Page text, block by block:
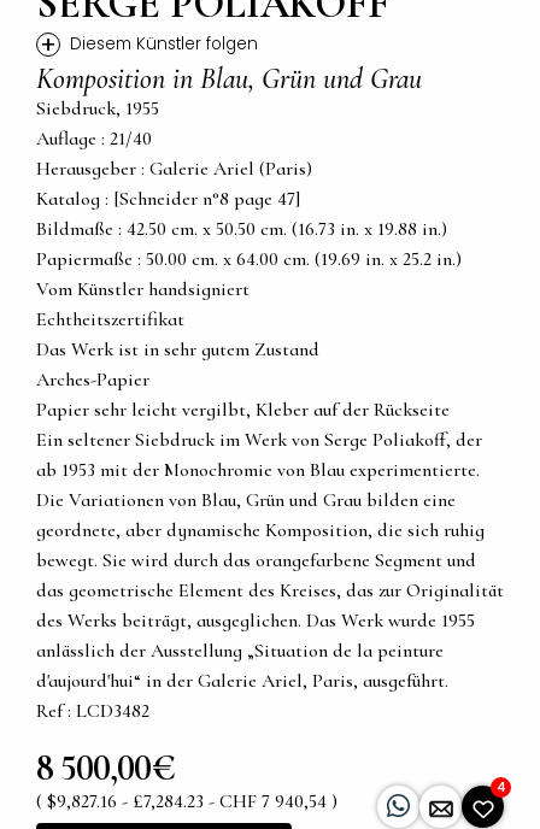
+ Diesem Künstler folgen
Komposition in Blau, Grün und Grau
Siebdruck, 1955
Auflage : 21/40
Herausgeber : Galerie Ariel (Paris)
Katalog : [Schneider n°8 page 47]
Bildmaße : 42.50 cm. x 50.50 cm. (16.73 in. x 19.88 in.)
Papiermaße : 50.00 cm. x 64.00 cm. (19.69 in. x 25.2 in.)
Vom Künstler handsigniert
Echtheitszertifikat
Das Werk ist in sehr gutem Zustand
Arches-Papier
Papier sehr leicht vergilbt, Kleber auf der Rückseite
Ein seltener Siebdruck im Werk von Serge Poliakoff, der
ab 1953 mit der Monochromie von Blau experimentierte.
Die Variationen von Blau, Grün und Grau bilden eine
geordnete, aber dynamische Komposition, die sich ruhig
bewegt. Sie wird durch das orangefarbene Segment und
das geometrische Element des Kreises, das zur Originalität
des Werks beiträgt, ausgeglichen. Das Werk wurde 1955
anlässlich der Ausstellung „Situation de la peinture
d'aujourd'hui“ in der Galerie Ariel, Paris, ausgeführt.
Ref : LCD3482
8 500,00€
( $9,827.16 - £7,284.23 - CHF 7 940,54 )
4